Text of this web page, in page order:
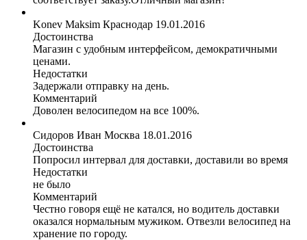
Konev Maksim Краснодар 19.01.2016
Достоинства
Магазин с удобным интерфейсом, демократичными
ценами.
Недостатки
Задержали отправку на день.
Комментарий
Доволен велосипедом на все 100%.
Сидоров Иван Москва 18.01.2016
Достоинства
Попросил интервал для доставки, доставили во время
Недостатки
не было
Комментарий
Честно говоря ещё не катался, но водитель доставки
оказался нормальным мужиком. Отвезли велосипед на
хранение по городу.